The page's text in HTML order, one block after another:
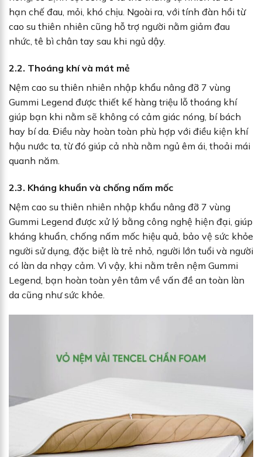
hạn chế đau, mỏi, khó chịu. Ngoài ra, với tính đàn hồi từ
cao su thiên nhiên cũng hỗ trợ người nằm giảm đau
nhức, tê bì chân tay sau khi ngủ dậy.
2.2. Thoáng khí và mát mẻ
Nệm cao su thiên nhiên nhập khẩu nâng đỡ 7 vùng
Gummi Legend được thiết kế hàng triệu lỗ thoáng khí
giúp bạn khi nằm sẽ không có cảm giác nóng, bí bách
hay bí da. Điều này hoàn toàn phù hợp với điều kiện khí
hậu nước ta, từ đó giúp cả nhà nằm ngủ êm ái, thoải mái
quanh năm.
2.3. Kháng khuẩn và chống nấm mốc
Nệm cao su thiên nhiên nhập khẩu nâng đỡ 7 vùng
Gummi Legend được xử lý bằng công nghệ hiện đại, giúp
kháng khuẩn, chống nấm mốc hiệu quả, bảo vệ sức khỏe
người sử dụng, đặc biệt là trẻ nhỏ, người lớn tuổi và người
có làn da nhạy cảm. Vì vậy, khi nằm trên nệm Gummi
Legend, bạn hoàn toàn yên tâm về vấn đề an toàn làn
da cũng như sức khỏe.